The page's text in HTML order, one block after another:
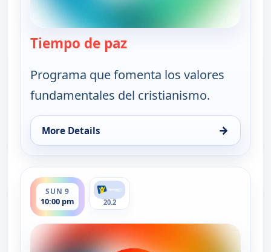
Tiempo de paz
Programa que fomenta los valores
fundamentales del cristianismo.
More Details →
for Tiempo de paz, Sat 8, 10:30 pm
SUN 9
10:00 pm
ends 10:30 pm
20.2